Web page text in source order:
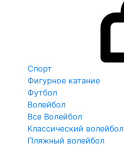
Спорт
Фигурное катание
Футбол
Волейбол
Все Волейбол
Классический волейбол
Пляжный волейбол